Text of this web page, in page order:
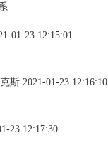
01-23 12:15:01
斯 2021-01-23 12:16:10
23 12:17:30